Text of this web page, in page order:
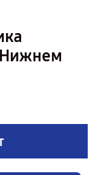
Нижнем